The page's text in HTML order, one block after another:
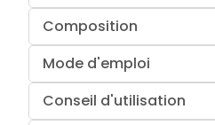
Composition
Mode d'emploi
Conseil d'utilisation